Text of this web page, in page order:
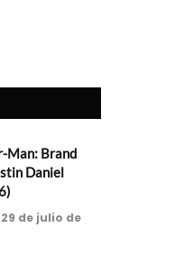
Man: Brand
Daniel
29 de julio de